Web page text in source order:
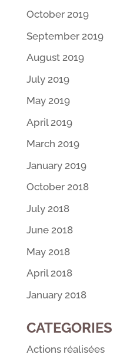
October 2019
September 2019
August 2019
July 2019
May 2019
April 2019
March 2019
January 2019
October 2018
July 2018
June 2018
May 2018
April 2018
January 2018
CATEGORIES
Actions réalisées